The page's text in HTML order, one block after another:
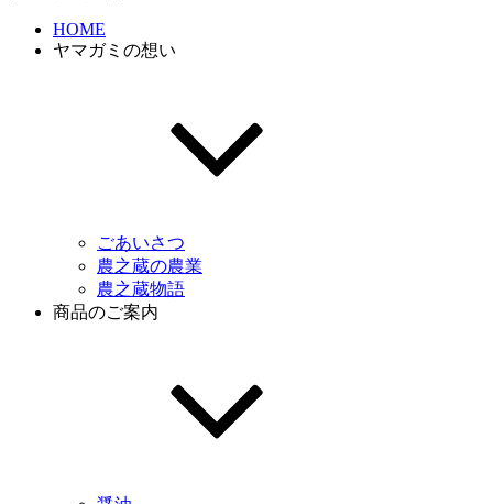
HOME
ヤマガミの想い
ごあいさつ
農之蔵の農業
農之蔵物語
商品のご案内